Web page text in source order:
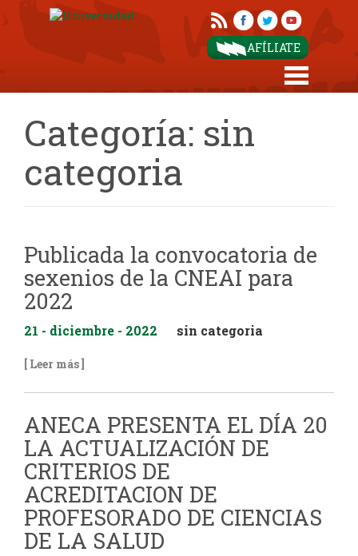
AFÍLIATE
Categoría: sin
categoria
Publicada la convocatoria de
sexenios de la CNEAI para
2022
21 - diciembre - 2022 sin categoria
[ Leer más ]
ANECA PRESENTA EL DÍA 20
LA ACTUALIZACIÓN DE
CRITERIOS DE
ACREDITACION DE
PROFESORADO DE CIENCIAS
DE LA SALUD